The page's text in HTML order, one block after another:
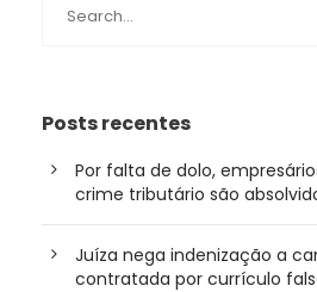
Posts recentes
Por falta de dolo,
crime tributário são
Juíza nega indenização a
contratada por currículo